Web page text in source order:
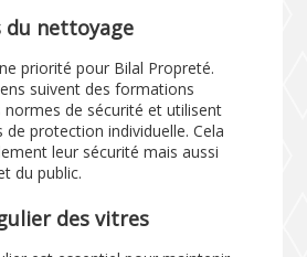
du nettoyage
priorité pour Bilal Propreté.
suivent des formations
normes de sécurité et utilisent
de protection individuelle. Cela
leur sécurité mais aussi
du public.
des vitres